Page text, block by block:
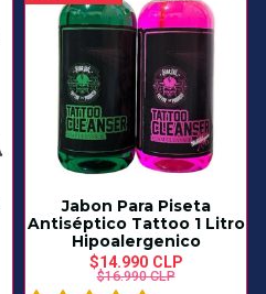
Jabon Para Piseta
Antiséptico Tattoo 1 Litro
Hipoalergenico
$14.990 CLP
$16.990 CLP